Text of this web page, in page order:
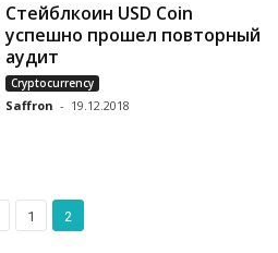
Стейблкоин USD Coin
успешно прошел повторный
аудит
Cryptocurrency
Saffron - 19.12.2018
1 2